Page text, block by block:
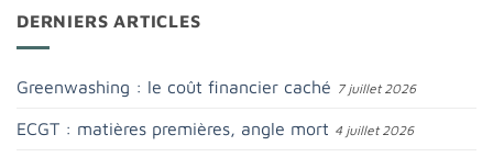
DERNIERS ARTICLES
Greenwashing : le coût financier caché 7 juillet 2026
ECGT : matières premières, angle mort 4 juillet 2026